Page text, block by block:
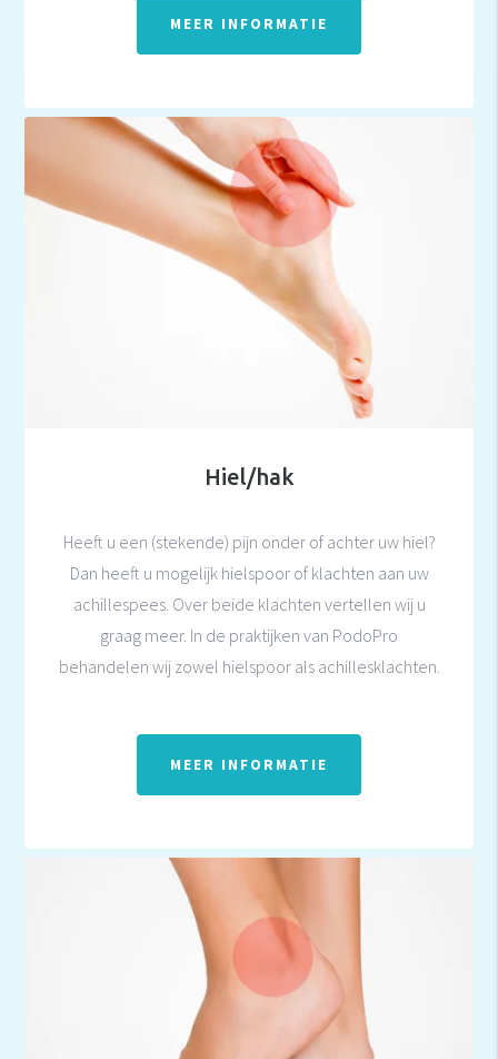
MEER INFORMATIE
Hiel/hak
Heeft u een (stekende) pijn onder of achter uw hiel?
Dan heeft u mogelijk hielspoor of klachten aan uw
achillespees. Over beide klachten vertellen wij u
graag meer. In de praktijken van PodoPro
behandelen wij zowel hielspoor als achillesklachten.
MEER INFORMATIE